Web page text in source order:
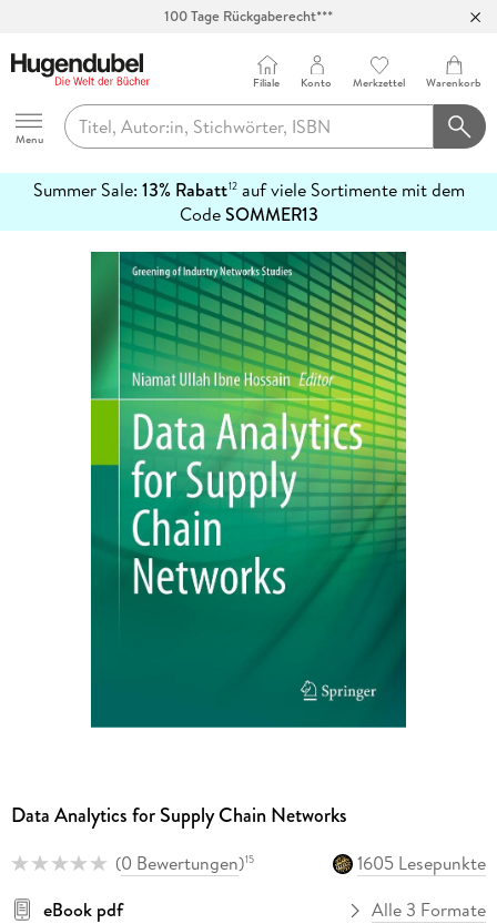
Hugendubel
Menu
Filiale Konto Merkzettel Warenkorb
Summer Sale: 13% Rabatt12auf viele Sortimente mit dem
CodeSOMMER13
erfahren
Data Analytics for Supply Chain Networks
(0 Bewertungen)15
1605 Lesepunkte
eBook pdf
Alle 3 Formate